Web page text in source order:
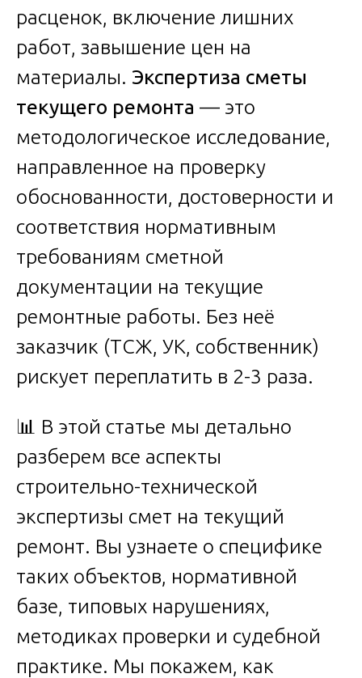
расценок, включение лишних
работ, завышение цен на
материалы. Экспертиза сметы
текущего ремонта — это
методологическое исследование,
направленное на проверку
обоснованности, достоверности и
соответствия нормативным
требованиям сметной
документации на текущие
ремонтные работы. Без неё
заказчик (ТСЖ, УК, собственник)
рискует переплатить в 2-3 раза.
📊 В этой статье мы детально
разберем все аспекты
строительно-технической
экспертизы смет на текущий
ремонт. Вы узнаете о специфике
таких объектов, нормативной
базе, типовых нарушениях,
методиках проверки и судебной
практике. Мы покажем, как